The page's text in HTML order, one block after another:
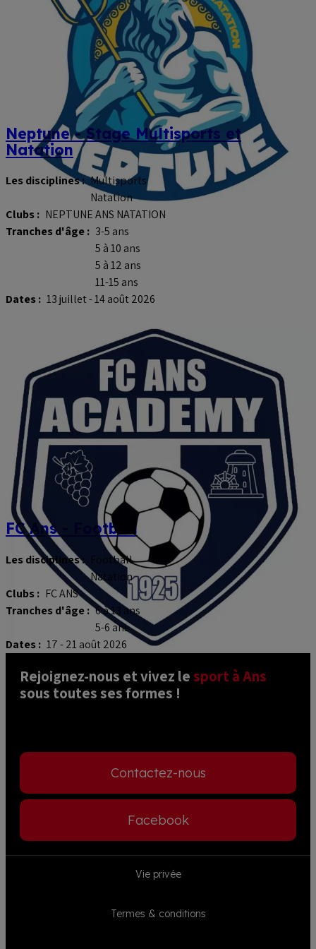
Neptune - Stage Multisports et
Natation
Les disciplines : Multisports
Natation
Clubs : NEPTUNE ANS NATATION
Tranches d'âge : 3-5 ans
5 à 10 ans
5 à 12 ans
11-15 ans
Dates : 13 juillet - 14 août 2026
FC Ans - Football
Les disciplines : Football
Natation
Clubs : FC ANS
Tranches d'âge : 6 à 13 ans
5-6 ans
Dates : 17 - 21 août 2026
Rejoignez-nous et vivez le sport à Ans
sous toutes ses formes !
Contactez-nous
Facebook
Footer
Vie privée
Termes & conditions